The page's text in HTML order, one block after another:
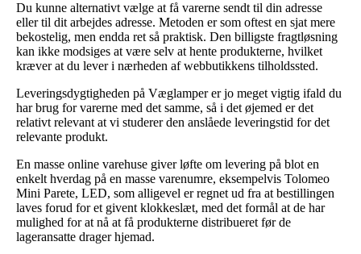
Du kunne alternativt vælge at få varerne sendt til din adresse
eller til dit arbejdes adresse. Metoden er som oftest en sjat mere
bekostelig, men endda ret så praktisk. Den billigste fragtløsning
kan ikke modsiges at være selv at hente produkterne, hvilket
kræver at du lever i nærheden af webbutikkens tilholdssted.
Leveringsdygtigheden på Væglamper er jo meget vigtig ifald du
har brug for varerne med det samme, så i det øjemed er det
relativt relevant at vi studerer den anslåede leveringstid for det
relevante produkt.
En masse online varehuse giver løfte om levering på blot en
enkelt hverdag på en masse varenumre, eksempelvis Tolomeo
Mini Parete, LED, som alligevel er regnet ud fra at bestillingen
laves forud for et givent klokkeslæt, med det formål at de har
mulighed for at nå at få produkterne distribueret før de
lageransatte drager hjemad.